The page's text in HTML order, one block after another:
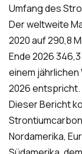
Umfang des
Der weltweite
2020 auf 290,8
Ende 2026
einem jährlichen
2026 entspricht.
Dieser Bericht
Nordamerika,